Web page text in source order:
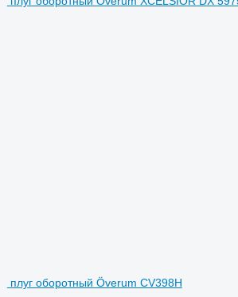
плуг оборотный Överum CV398H